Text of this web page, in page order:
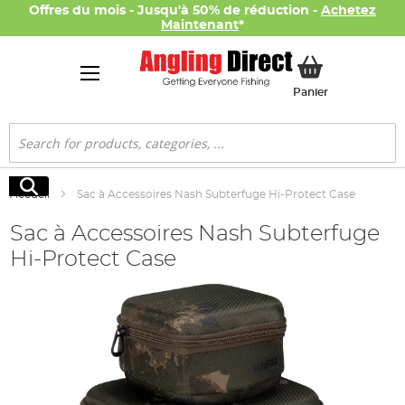
Offres du mois - Jusqu'à 50% de réduction - Achetez
Maintenant*
PanierMon panier
Rechercher
Rechercher
Accueil Sac à Accessoires Nash Subterfuge Hi-Protect Case
Sac à Accessoires Nash Subterfuge
Hi-Protect Case